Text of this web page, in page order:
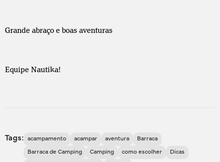
Grande abraço e boas aventuras
Equipe Nautika!
Tags: acampamento acampar aventura Barraca
Barraca de Camping Camping como escolher Dicas